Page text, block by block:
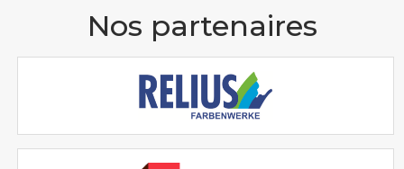
Nos partenaires